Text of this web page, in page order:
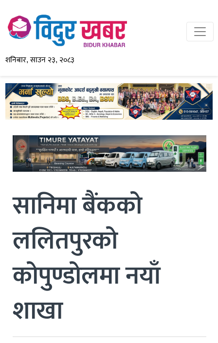
शनिबार, साउन २३, २०८३
सानिमा बैंकको
ललितपुरको
कोपुण्डोलमा नयाँ
शाखा